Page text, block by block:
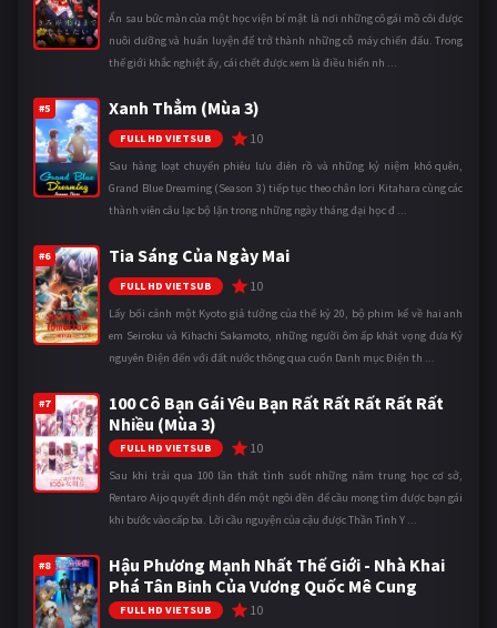
Ẩn sau bức màn của một học viện bí mật là nơi những cô gái mồ côi được
nuôi dưỡng và huấn luyện để trở thành những cỗ máy chiến đấu. Trong
thế giới khắc nghiệt ấy, cái chết được xem là điều hiển nh ...
#5 Xanh Thẳm (Mùa 3)
FULL HD VIETSUB 10
Sau hàng loạt chuyến phiêu lưu điên rồ và những kỷ niệm khó quên,
Grand Blue Dreaming (Season 3) tiếp tục theo chân Iori Kitahara cùng các
thành viên câu lạc bộ lặn trong những ngày tháng đại học đ ...
#6 Tia Sáng Của Ngày Mai
FULL HD VIETSUB 10
Lấy bối cảnh một Kyoto giả tưởng của thế kỷ 20, bộ phim kể về hai anh
em Seiroku và Kihachi Sakamoto, những người ôm ấp khát vọng đưa Kỷ
nguyên Điện đến với đất nước thông qua cuốn Danh mục Điện th ...
#7
100 Cô Bạn Gái Yêu Bạn Rất Rất Rất Rất Rất
Nhiều (Mùa 3)
FULL HD VIETSUB 10
Sau khi trải qua 100 lần thất tình suốt những năm trung học cơ sở,
Rentaro Aijo quyết định đến một ngôi đền để cầu mong tìm được bạn gái
khi bước vào cấp ba. Lời cầu nguyện của cậu được Thần Tình Y ...
#8
Hậu Phương Mạnh Nhất Thế Giới - Nhà Khai
Phá Tân Binh Của Vương Quốc Mê Cung
FULL HD VIETSUB 10